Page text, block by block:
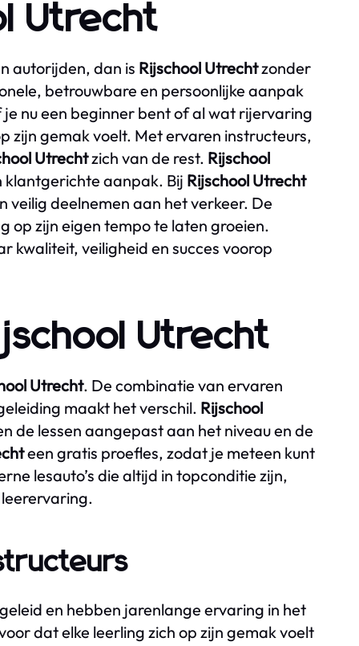
Utrecht
autorijden, dan is Rijschool Utrechtzonder
betrouwbare en persoonlijke aanpak
nu een beginner bent of al wat rijervaring
zijn gemak voelt. Met ervaren instructeurs,
Utrechtzich van de rest. Rijschool
aanpak. Bij Rijschool Utrecht
deelnemen aan het verkeer. De
op zijn eigen tempo te laten groeien.
kwaliteit, veiligheid en succes voorop
Utrecht
Utrecht. De combinatie van ervaren
maakt het verschil. Rijschool
de lessen aangepast aan het niveau en de
een gratis proefles, zodat je meteen kunt
lesauto’s die altijd in topconditie zijn,
en hebben jarenlange ervaring in het
dat elke leerling zich op zijn gemak voelt